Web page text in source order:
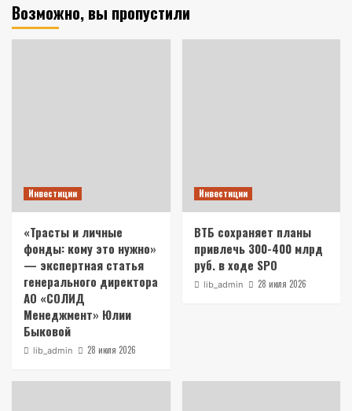
Возможно, вы пропустили
Инвестиции
«Трасты и личные
фонды: кому это нужно»
— экспертная статья
генерального директора
АО «СОЛИД
Менеджмент» Юлии
Быковой
lib_admin 28 июля 2026
Инвестиции
ВТБ сохраняет планы
привлечь 300-400 млрд
руб. в ходе SPO
lib_admin 28 июля 2026